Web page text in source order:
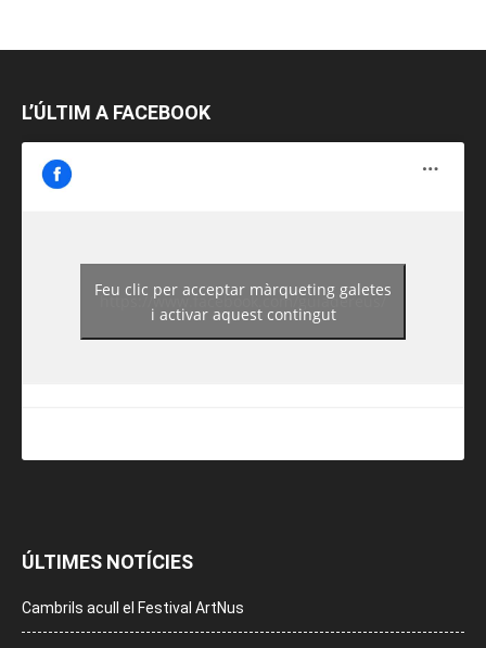
L’ÚLTIM A FACEBOOK
https://www.facebook.com/guiadereus/
Feu clic per acceptar màrqueting galetes
i activar aquest contingut
ÚLTIMES NOTÍCIES
Cambrils acull el Festival ArtNus